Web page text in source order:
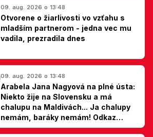
09. aug. 2026 o 13:48
Otvorene o žiarlivosti vo vzťahu s
mladším partnerom - jedna vec mu
vadila, prezradila dnes
09. aug. 2026 o 13:48
Arabela Jana Nagyová na plné ústa:
Niekto žije na Slovensku a má
chalupu na Maldivách... Ja chalupy
nemám, baráky nemám! Odkaz
Slovákom